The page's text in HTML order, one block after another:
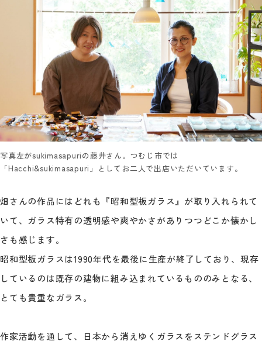
写真左がsukimasapuriの藤井さん。つむじ市では
「Hacchi&sukimasapuri」としてお二人で出店いただいています。
畑さんの作品にはどれも『昭和型板ガラス』が取り入れられて
いて、ガラス特有の透明感や爽やかさがありつつどこか懐かし
さも感じます。
昭和型板ガラスは1990年代を最後に生産が終了しており、現存
しているのは既存の建物に組み込まれているもののみとなる、
とても貴重なガラス。
作家活動を通して、日本から消えゆくガラスをステンドグラス